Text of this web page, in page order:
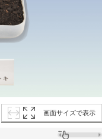
画面サイズで表示